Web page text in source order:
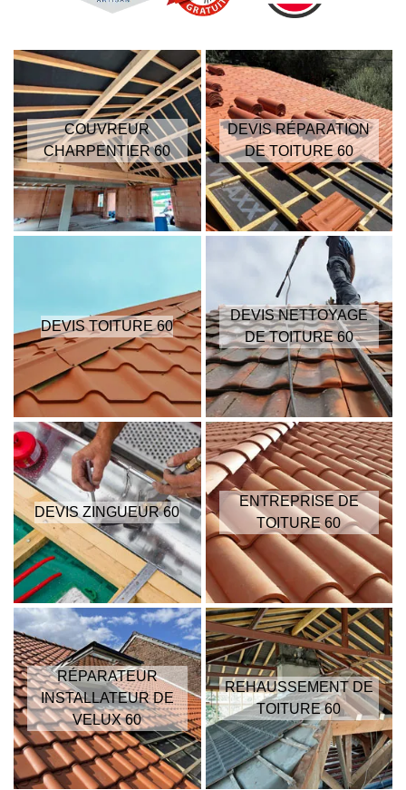
COUVREUR
CHARPENTIER 60
DEVIS RÉPARATION
DE TOITURE 60
DEVIS TOITURE 60
DEVIS NETTOYAGE
DE TOITURE 60
DEVIS ZINGUEUR 60
ENTREPRISE DE
TOITURE 60
RÉPARATEUR
INSTALLATEUR DE
VELUX 60
REHAUSSEMENT DE
TOITURE 60